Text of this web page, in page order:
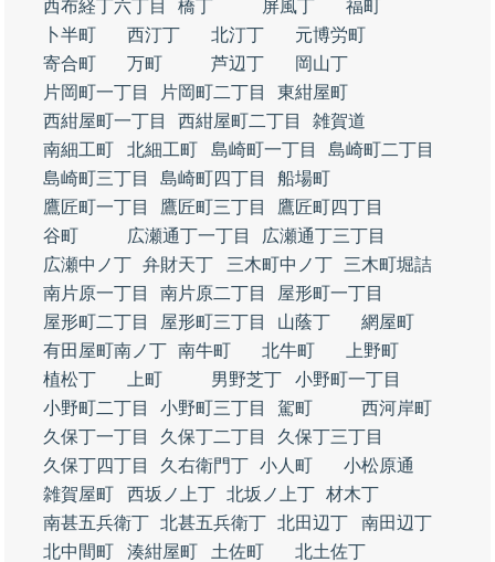
西布経丁六丁目
橋丁 屏風丁
福町
卜半町
西汀丁 北汀丁
元博労町
寄合町
万町 芦辺丁
岡山丁
片岡町一丁目
片岡町二丁目
東紺屋町
西紺屋町一丁目
西紺屋町二丁目
雑賀道
南細工町
北細工町 島崎町一丁目
島崎町二丁目
島崎町三丁目
島崎町四丁目
船場町
鷹匠町一丁目
鷹匠町三丁目
鷹匠町四丁目
谷町
広瀬通丁一丁目
広瀬通丁三丁目
広瀬中ノ丁 弁財天丁 三木町中ノ丁
三木町堀詰
南片原一丁目
南片原二丁目
屋形町一丁目
屋形町二丁目
屋形町三丁目 山蔭丁
網屋町
有田屋町南ノ丁 南牛町 北牛町
上野町
植松丁
上町 男野芝丁
小野町一丁目
小野町二丁目
小野町三丁目 駕町
西河岸町
久保丁一丁目
久保丁二丁目
久保丁三丁目
久保丁四丁目
久右衛門丁 小人町
小松原通
雑賀屋町
西坂ノ上丁 北坂ノ上丁 材木丁
南甚五兵衛丁 北甚五兵衛丁 北田辺丁
南田辺丁
北中間町
湊紺屋町 土佐町
北土佐丁